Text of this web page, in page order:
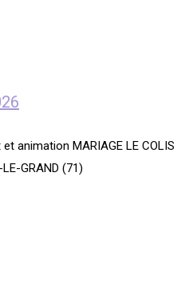
animation MARIAGE LE COLIS
LE-GRAND (71)